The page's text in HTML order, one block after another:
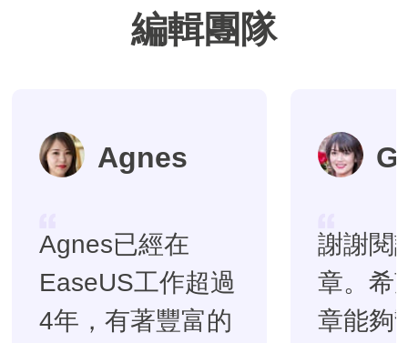
編輯團隊
Agnes
Agnes已經在
EaseUS工作超過
4年，有著豐富的
謝謝閱
章。希
章能夠